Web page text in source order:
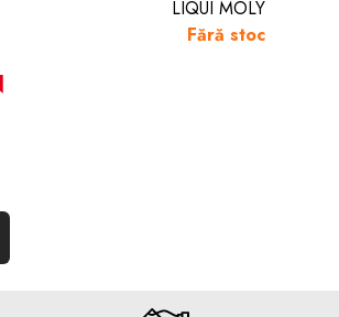
LIQUI MOLY
Fără stoc